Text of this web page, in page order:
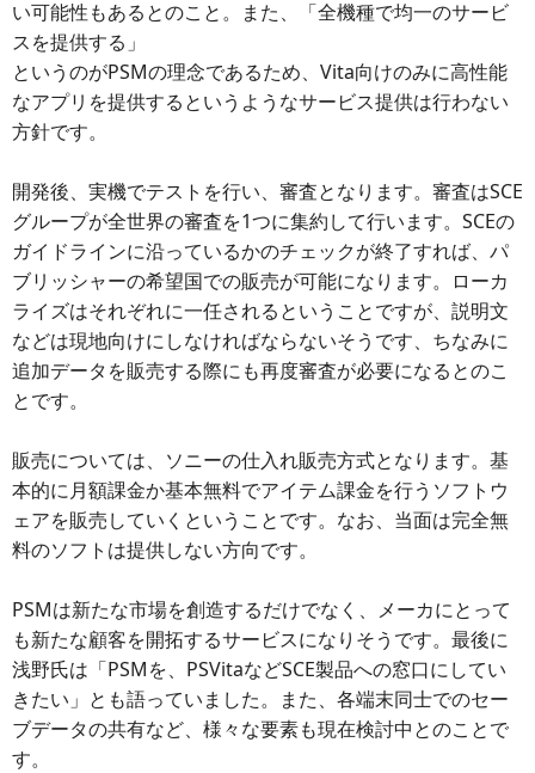
い可能性もあるとのこと。また、「全機種で均一のサービ
スを提供する」
というのがPSMの理念であるため、Vita向けのみに高性能
なアプリを提供するというようなサービス提供は行わない
方針です。
開発後、実機でテストを行い、審査となります。審査はSCE
グループが全世界の審査を1つに集約して行います。SCEの
ガイドラインに沿っているかのチェックが終了すれば、パ
ブリッシャーの希望国での販売が可能になります。ローカ
ライズはそれぞれに一任されるということですが、説明文
などは現地向けにしなければならないそうです、ちなみに
追加データを販売する際にも再度審査が必要になるとのこ
とです。
販売については、ソニーの仕入れ販売方式となります。基
本的に月額課金か基本無料でアイテム課金を行うソフトウ
ェアを販売していくということです。なお、当面は完全無
料のソフトは提供しない方向です。
PSMは新たな市場を創造するだけでなく、メーカにとって
も新たな顧客を開拓するサービスになりそうです。最後に
浅野氏は「PSMを、PSVitaなどSCE製品への窓口にしてい
きたい」とも語っていました。また、各端末同士でのセー
ブデータの共有など、様々な要素も現在検討中とのことで
す。